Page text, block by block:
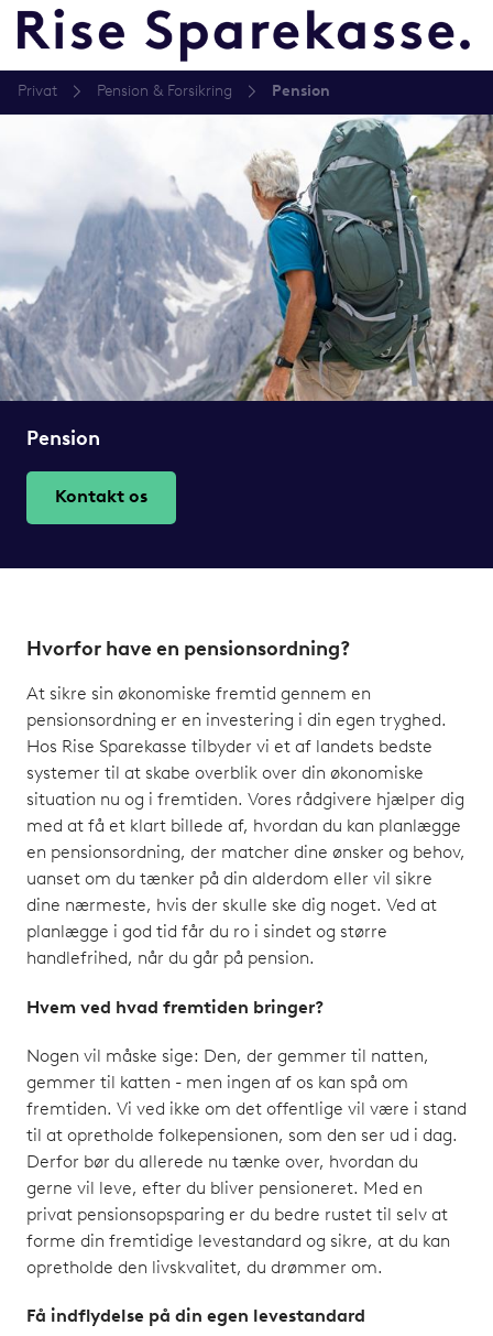
Privat Pension & Forsikring Pension
Pension
Kontakt os
Hvorfor have en pensionsordning?
At sikre sin økonomiske fremtid gennem en
pensionsordning er en investering i din egen tryghed.
Hos Rise Sparekasse tilbyder vi et af landets bedste
systemer til at skabe overblik over din økonomiske
situation nu og i fremtiden. Vores rådgivere hjælper dig
med at få et klart billede af, hvordan du kan planlægge
en pensionsordning, der matcher dine ønsker og behov,
uanset om du tænker på din alderdom eller vil sikre
dine nærmeste, hvis der skulle ske dig noget. Ved at
planlægge i god tid får du ro i sindet og større
handlefrihed, når du går på pension.
Hvem ved hvad fremtiden bringer?
Nogen vil måske sige: Den, der gemmer til natten,
gemmer til katten - men ingen af os kan spå om
fremtiden. Vi ved ikke om det offentlige vil være i stand
til at opretholde folkepensionen, som den ser ud i dag.
Derfor bør du allerede nu tænke over, hvordan du
gerne vil leve, efter du bliver pensioneret. Med en
privat pensionsopsparing er du bedre rustet til selv at
forme din fremtidige levestandard og sikre, at du kan
opretholde den livskvalitet, du drømmer om.
Få indflydelse på din egen levestandard